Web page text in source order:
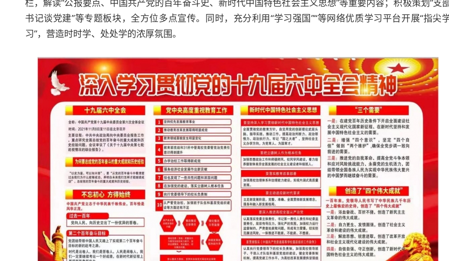
栏，解读“公报要点、中国共产党的百年奋斗史、新时代中国特色社会主义思想”等重要内容；积极策划“支
书记谈党建”等专题板块，全方位多点宣传。同时，充分利用“学习强国”“等网络优质学习平台开展“指尖
习”，营造时时学、处处学的浓厚氛围。